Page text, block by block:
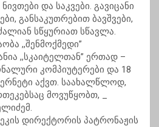
და საკვები. გავიცანი
განსაკუთრებით ბავშვები,
სწყურიათ სწავლა.
,,შენმოქმედი”
,,სკაიტელთან” ერთად –
კომპიუტერები და 18
აქვთ. საახალწლოდ,
მოვუწყობთ, _
დირექტორის პატრონაჟის